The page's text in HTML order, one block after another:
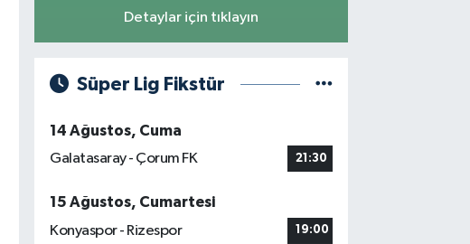
Detaylar için tıklayın
Süper Lig Fikstür
14 Ağustos, Cuma
Galatasaray - Çorum FK
21:30
15 Ağustos, Cumartesi
Konyaspor - Rizespor
19:00